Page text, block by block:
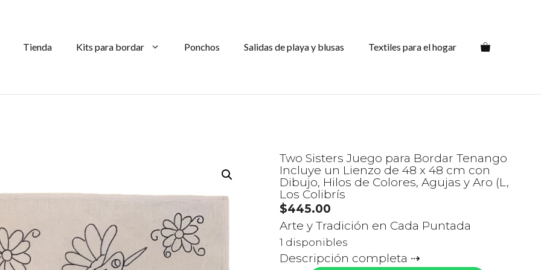
Tienda Kits para bordar Ponchos Salidas de playa y blusas Textiles para el hogar
Two Sisters Juego para Bordar Tenango
Incluye un Lienzo de 48 x 48 cm con
Dibujo, Hilos de Colores, Agujas y Aro (L,
Los Colibrís
$445.00
Arte y Tradición en Cada Puntada
1 disponibles
Descripción completa
Tenango
48
cm
con
Hilos
Agujas